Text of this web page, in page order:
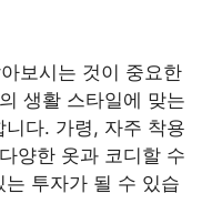
보시는 것이 중요한
생활 스타일에 맞는
다. 가령, 자주 착용
양한 옷과 코디할 수
투자가 될 수 있습